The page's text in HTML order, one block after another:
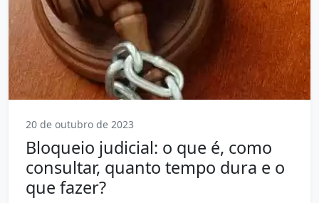
20 de outubro de 2023
Bloqueio judicial: o que é, como
consultar, quanto tempo dura e o
que fazer?